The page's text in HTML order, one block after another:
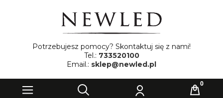
Potrzebujesz pomocy? Skontaktuj się z nami!
Tel.: 733520100
Email.: sklep@newled.pl